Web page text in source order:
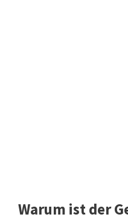
Warum ist der